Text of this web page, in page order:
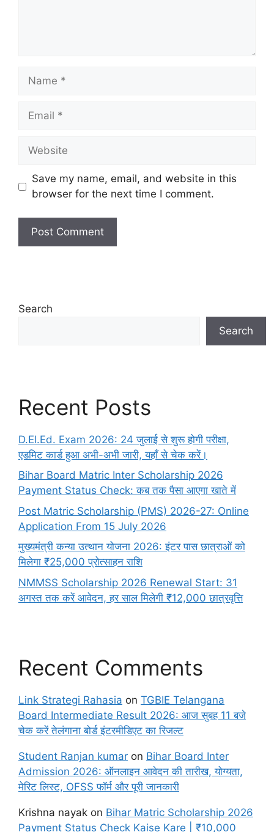
Name
Email
Website
Save my name, email, and website in this
browser for the next time I comment.
Search
Search
Recent Posts
D.El.Ed. Exam 2026: 24 जुलाई से शुरू होगी परीक्षा,
एडमिट कार्ड हुआ अभी-अभी जारी, यहाँ से चेक करें।
Bihar Board Matric Inter Scholarship 2026
Payment Status Check: कब तक पैसा आएगा खाते में
Post Matric Scholarship (PMS) 2026-27: Online
Application From 15 July 2026
मुख्यमंत्री कन्या उत्थान योजना 2026: इंटर पास छात्राओं को
मिलेगा ₹25,000 प्रोत्साहन राशि
NMMSS Scholarship 2026 Renewal Start: 31
अगस्त तक करें आवेदन, हर साल मिलेगी ₹12,000 छात्रवृत्ति
Recent Comments
Link Strategi Rahasia on TGBIE Telangana
Board Intermediate Result 2026: आज सुबह 11 बजे
चेक करें तेलंगाना बोर्ड इंटरमीडिएट का रिजल्ट
Student Ranjan kumar on Bihar Board Inter
Admission 2026: ऑनलाइन आवेदन की तारीख, योग्यता,
मेरिट लिस्ट, OFSS फॉर्म और पूरी जानकारी
Krishna nayak on Bihar Matric Scholarship 2026
Payment Status Check Kaise Kare | ₹10,000